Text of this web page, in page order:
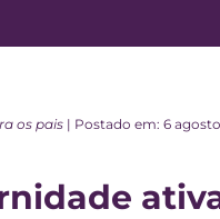
os pais | Postado em: 6